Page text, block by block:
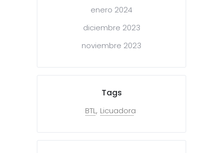
enero 2024
diciembre 2023
noviembre 2023
Tags
BTL Licuadora